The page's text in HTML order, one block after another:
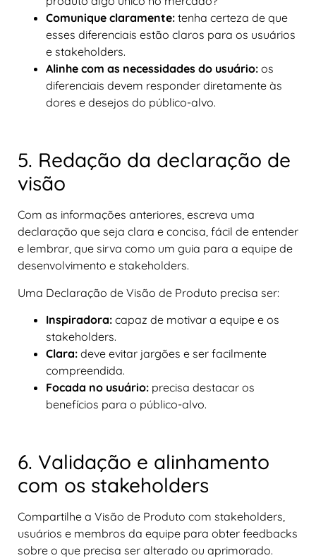
Comunique claramente: tenha certeza de que
esses diferenciais estão claros para os usuários
e stakeholders.
Alinhe com as necessidades do usuário: os
diferenciais devem responder diretamente às
dores e desejos do público-alvo.
5. Redação da declaração de
visão
Com as informações anteriores, escreva uma
declaração que seja clara e concisa, fácil de entender
e lembrar, que sirva como um guia para a equipe de
desenvolvimento e stakeholders.
Uma Declaração de Visão de Produto precisa ser:
Inspiradora: capaz de motivar a equipe e os
stakeholders.
Clara: deve evitar jargões e ser facilmente
compreendida.
Focada no usuário: precisa destacar os
benefícios para o público-alvo.
6. Validação e alinhamento
com os stakeholders
Compartilhe a Visão de Produto com stakeholders,
usuários e membros da equipe para obter feedbacks
sobre o que precisa ser alterado ou aprimorado.